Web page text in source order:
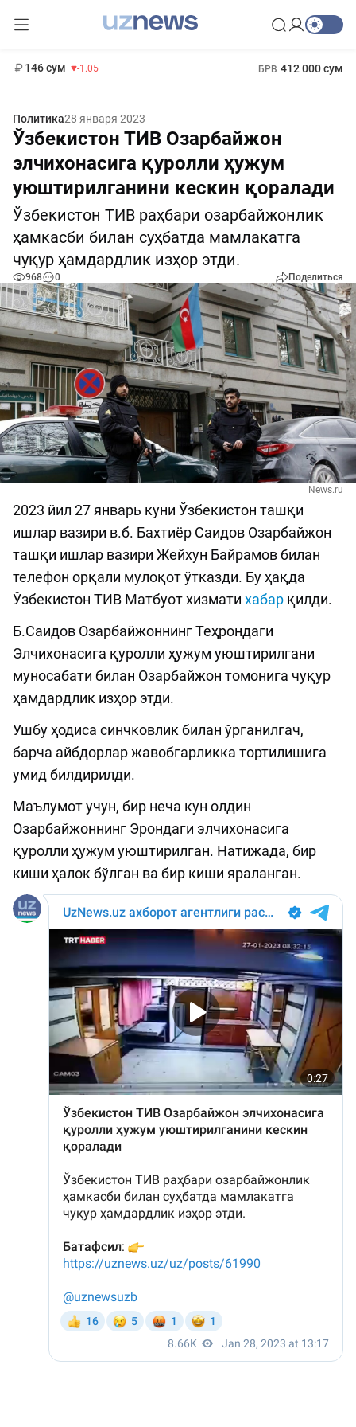
146 сум -1.05 БРВ 412 000 сум
Политика28 января 2023
Ўзбекистон ТИВ Озарбайжон
элчихонасига қуролли ҳужум
уюштирилганини кескин қоралади
Ўзбекистон ТИВ раҳбари озарбайжонлик
ҳамкасби билан суҳбатда мамлакатга
чуқур ҳамдардлик изҳор этди.
968 0 Поделиться
News.ru
2023 йил 27 январь куни Ўзбекистон ташқи
ишлар вазири в.б. Бахтиёр Саидов Озарбайжон
ташқи ишлар вазири Жейхун Байрамов билан
телефон орқали мулоқот ўтказди. Бу ҳақда
Ўзбекистон ТИВ Матбуот хизмати хабар қилди.
Б.Саидов Озарбайжоннинг Теҳрондаги
Элчихонасига қуролли ҳужум уюштирилгани
муносабати билан Озарбайжон томонига чуқур
ҳамдардлик изҳор этди.
Ушбу ҳодиса синчковлик билан ўрганилгач,
барча айбдорлар жавобгарликка тортилишига
умид билдирилди.
Маълумот учун, бир неча кун олдин
Озарбайжоннинг Эрондаги элчихонасига
қуролли ҳужум уюштирилган. Натижада, бир
киши ҳалок бўлган ва бир киши яраланган.